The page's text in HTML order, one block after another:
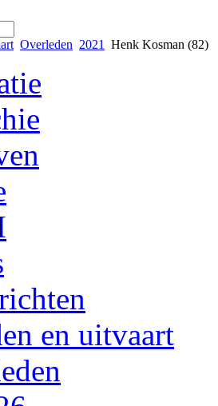
Overleden 2021 Henk Kosman (82)
en uitvaart